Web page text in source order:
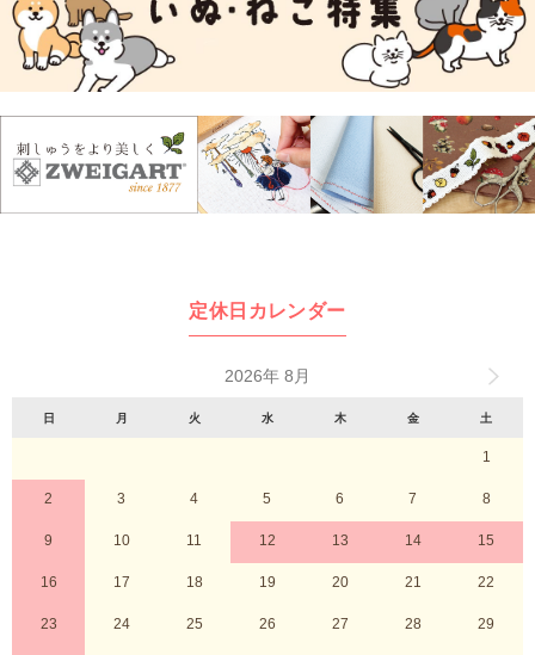
定休日カレンダー
2026年 8月
日 月 火 水 木 金 土
1
2 3 4 5 6 7 8
9 10 11 12 13 14 15
16 17 18 19 20 21 22
23 24 25 26 27 28 29